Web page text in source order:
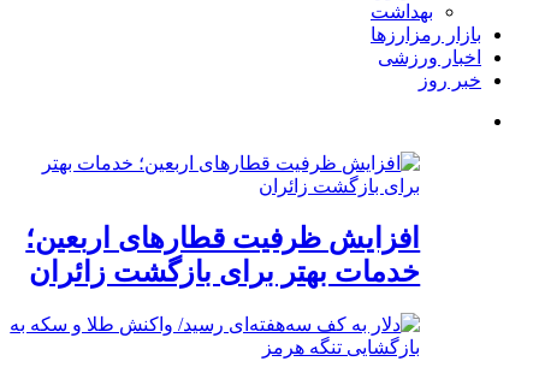
بهداشت
بازار رمزارزها
اخبار ورزشی
خبر روز
افزایش ظرفیت قطارهای اربعین؛
خدمات بهتر برای بازگشت زائران